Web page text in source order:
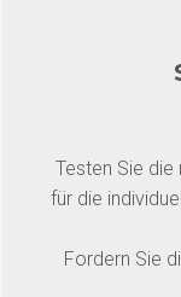
Testen Sie
für die
Fordern Sie